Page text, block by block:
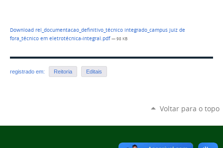
Download rel_documentacao_definitivo_técnico integrado_campus juiz de
fora_técnico em eletrotécnica-integral.pdf— 98 KB
registrado em: Reitoria Editais
Voltar para o topo